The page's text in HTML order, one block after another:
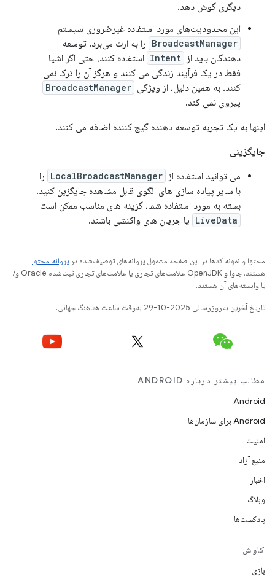
دیگری گوش دهد.
این محدودیت‌های مورد استفاده غیرضروری سیستم
BroadcastManager را به ارث می‌برد. توسعه
دهندگان باید از Intent استفاده کنند، حتی اگر اشیا
فقط در یک فرآیند زندگی می کنند و هرگز آن را ترک نمی
کنند. به همین دلیل، از ویژگی BroadcastManager
پیروی نمی کند.
اینها به یک تجربه توسعه دهنده گیج کننده اضافه می کنند.
جایگزینی
می توانید استفاده از LocalBroadcastManager را
با سایر پیاده سازی های الگوی قابل مشاهده جایگزین کنید.
بسته به مورد استفاده شما، گزینه های مناسب ممکن است
LiveData یا جریان های واکنشی باشند.
محتوا و نمونه کدها در این صفحه مشمول پروانه‌های توصیف‌شده در پروانه محتوا
هستند. جاوا و OpenJDK علامت‌های تجاری یا علامت‌های تجاری ثبت‌شده Oracle و/
یا وابسته‌های آن هستند.
تاریخ آخرین به‌روزرسانی 2025-10-29 به‌وقت ساعت هماهنگ جهانی.
مطالب بیشتر درباره ANDROID
Android
Android برای سازمان‌ها
امنیت
منبع آزاد
اخبار
وبلاگ
پادکست‌ها
کاوش
بازی